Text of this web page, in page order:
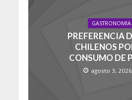
GASTRONOMIA
PREFERENCIA
CHILENOS
CONSUMO DE
agosto 3, 2026